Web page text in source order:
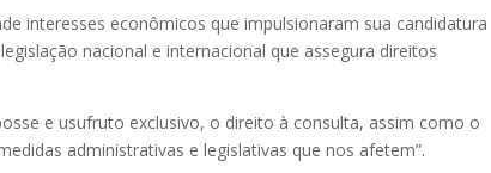
interesses econômicos que impulsionaram sua candidatura
nacional e internacional que assegura direitos
e usufruto exclusivo, o direito à consulta, assim como o
administrativas e legislativas que nos afetem”.